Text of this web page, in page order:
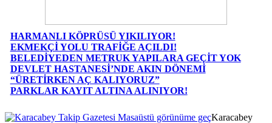
HARMANLI KÖPRÜSÜ YIKILIYOR!
EKMEKÇİ YOLU TRAFİĞE AÇILDI!
BELEDİYEDEN METRUK YAPILARA GEÇİT YOK
DEVLET HASTANESİ’NDE AKIN DÖNEMİ
“ÜRETİRKEN AÇ KALIYORUZ”
PARKLAR KAYIT ALTINA ALINIYOR!
Masaüstü görünüme geçKaracabey